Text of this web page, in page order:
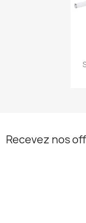
Recevez nos